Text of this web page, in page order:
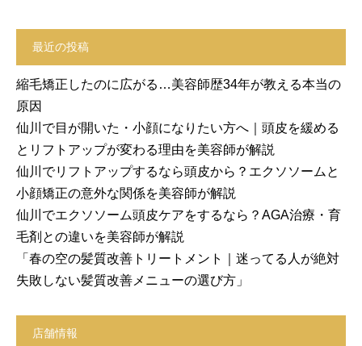
最近の投稿
縮毛矯正したのに広がる…美容師歴34年が教える本当の
原因
仙川で目が開いた・小顔になりたい方へ｜頭皮を緩める
とリフトアップが変わる理由を美容師が解説
仙川でリフトアップするなら頭皮から？エクソソームと
小顔矯正の意外な関係を美容師が解説
仙川でエクソソーム頭皮ケアをするなら？AGA治療・育
毛剤との違いを美容師が解説
「春の空の髪質改善トリートメント｜迷ってる人が絶対
失敗しない髪質改善メニューの選び方」
店舗情報